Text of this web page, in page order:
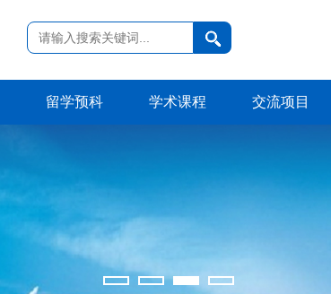
留学预科 学术课程 交流项目